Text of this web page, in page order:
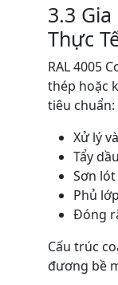
3.3
Thực
RAL 4005
thép hoặc
tiêu chuẩn:
Xử lý
Tẩy
Sơn
Phủ
Đóng
Cấu trúc
đương bề